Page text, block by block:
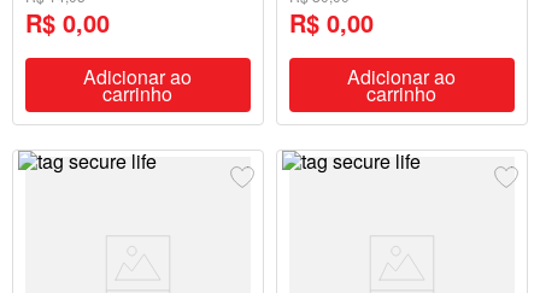
R$ 0,00
Adicionar ao
carrinho
R$ 0,00
Adicionar ao
carrinho